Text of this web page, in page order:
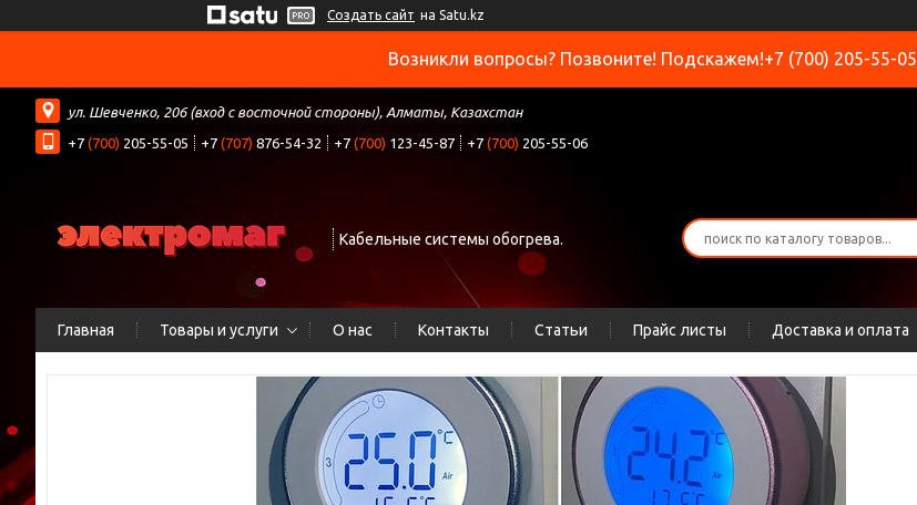
Создать сайт на Satu.kz
Возникли вопросы? Позвоните! Подскажем!+7 (700) 205-55-05
ул. Шевченко, 206 (вход с восточной стороны), Алматы, Казахстан
+7 (700) 205-55-05 +7 (707) 876-54-32 +7 (700) 123-45-87 +7 (700) 205-55-06
Кабельные системы обогрева.
Главная Товары и услуги О нас Контакты Статьи Прайс листы Доставка и оплата